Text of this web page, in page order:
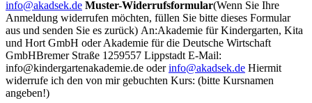
info@akadsek.de Muster-Widerrufsformular(Wenn Sie Ihre
Anmeldung widerrufen möchten, füllen Sie bitte dieses Formular
aus und senden Sie es zurück) An:Akademie für Kindergarten, Kita
und Hort GmbH oder Akademie für die Deutsche Wirtschaft
GmbHBremer Straße 1259557 Lippstadt E-Mail:
info@kindergartenakademie.de oderinfo@akadsek.de Hiermit
widerrufe ich den von mir gebuchten Kurs: (bitte Kursnamen
angeben!)